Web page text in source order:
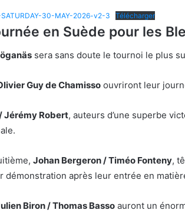
SATURDAY-30-MAY-2026-v2-3 Télécharger
en Suède pour les
sera sans doute le tournoi le plus
Guy de Chamisso ouvriront leur
Jérémy Robert, auteurs d’une superbe
Johan Bergeron / Timéo Fonteny,
démonstration après leur entrée en
Biron / Thomas Basso auront un